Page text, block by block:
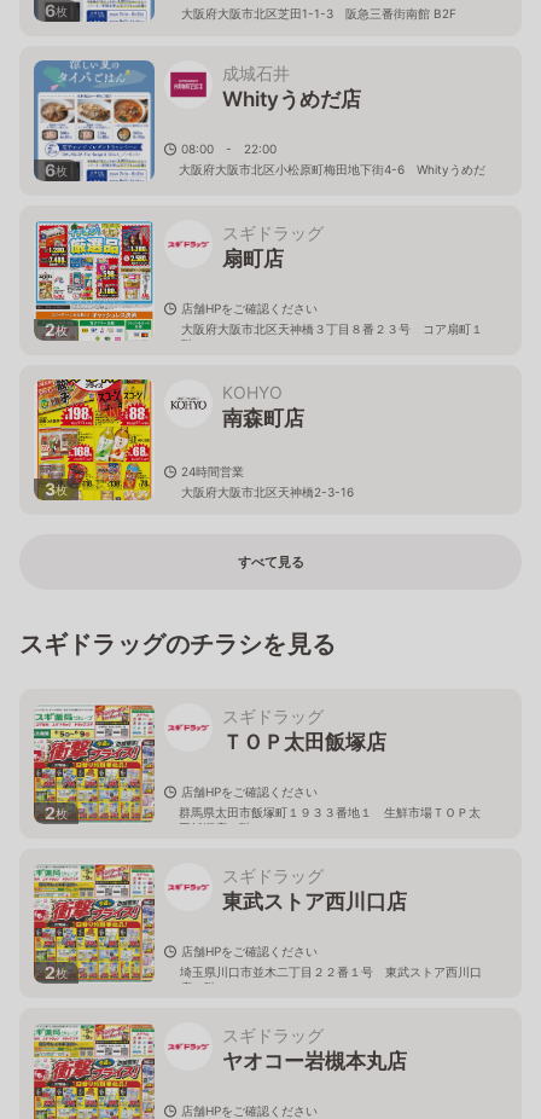
6枚 大阪府大阪市北区芝田1-1-3 阪急三番街南館 B2F
6枚
成城石井
Whityうめだ店
08:00 - 22:00
大阪府大阪市北区小松原町梅田地下街4-6 Whityうめだ
2枚
スギドラッグ
扇町店
店舗HPをご確認ください
大阪府大阪市北区天神橋３丁目８番２３号 コア扇町１
階
3枚
KOHYO
南森町店
24時間営業
大阪府大阪市北区天神橋2-3-16
すべて見る
スギドラッグのチラシを見る
2枚
スギドラッグ
ＴＯＰ太田飯塚店
店舗HPをご確認ください
群馬県太田市飯塚町１９３３番地１ 生鮮市場ＴＯＰ太
田飯塚店１階
2枚
スギドラッグ
東武ストア西川口店
店舗HPをご確認ください
埼玉県川口市並木二丁目２２番１号 東武ストア西川口
店２階
スギドラッグ
ヤオコー岩槻本丸店
店舗HPをご確認ください